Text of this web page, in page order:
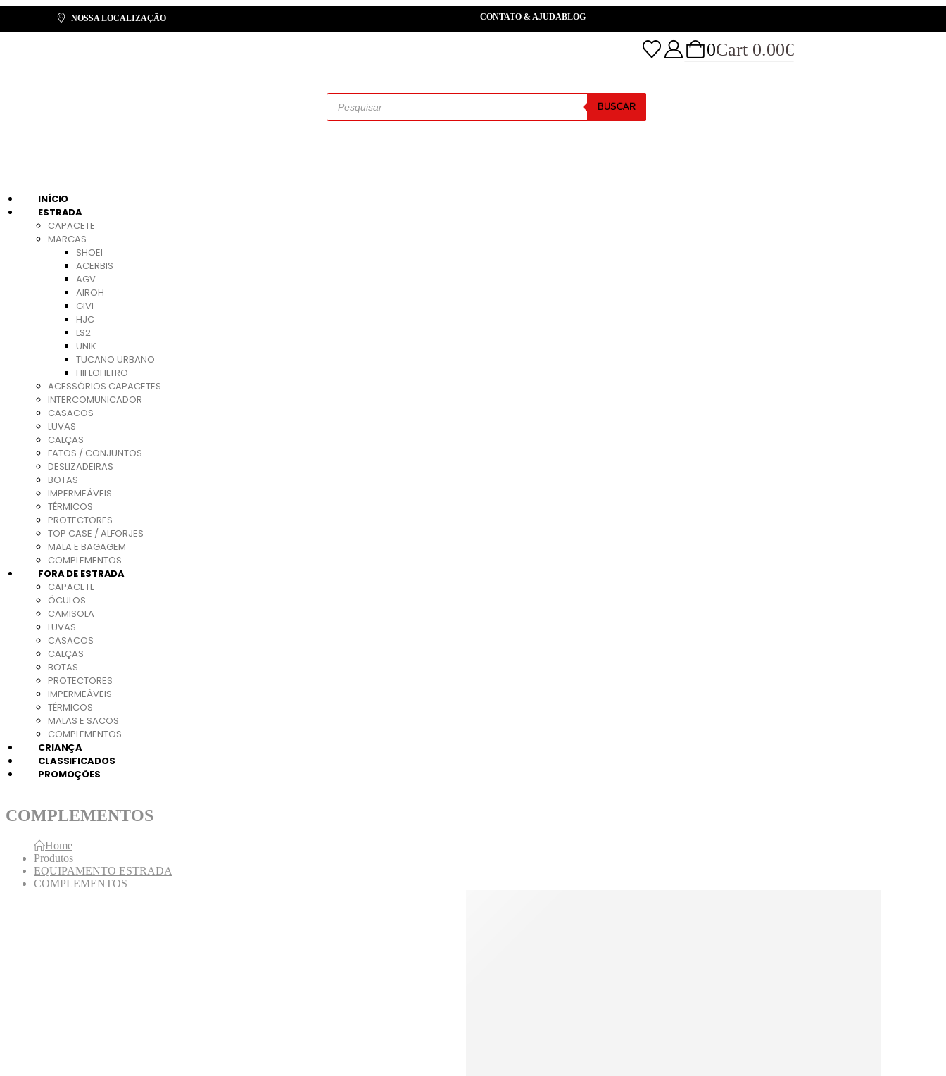
NOSSA LOCALIZAÇÃO CONTATO & AJUDABLOG
BUSCAR
0Cart 0.00€
INÍCIO
ESTRADA
CAPACETE
MARCAS
SHOEI
ACERBIS
AGV
AIROH
GIVI
HJC
LS2
UNIK
TUCANO URBANO
HIFLOFILTRO
ACESSÓRIOS CAPACETES
INTERCOMUNICADOR
CASACOS
LUVAS
CALÇAS
FATOS / CONJUNTOS
DESLIZADEIRAS
BOTAS
IMPERMEÁVEIS
TÉRMICOS
PROTECTORES
TOP CASE / ALFORJES
MALA E BAGAGEM
COMPLEMENTOS
FORA DE ESTRADA
CAPACETE
ÓCULOS
CAMISOLA
LUVAS
CASACOS
CALÇAS
BOTAS
PROTECTORES
IMPERMEÁVEIS
TÉRMICOS
MALAS E SACOS
COMPLEMENTOS
CRIANÇA
CLASSIFICADOS
PROMOÇÕES
COMPLEMENTOS
Home
Produtos
EQUIPAMENTO ESTRADA
COMPLEMENTOS